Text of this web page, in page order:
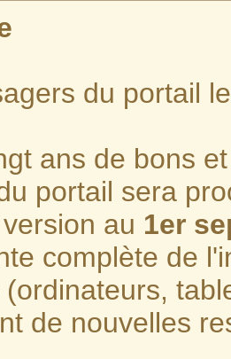
du portail
ans de bons
portail sera
au 1er
complète de
de nouvelles